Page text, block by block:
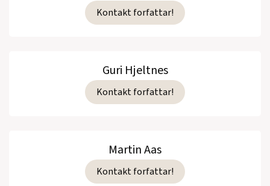
Kontakt forfattar!
Guri Hjeltnes
Kontakt forfattar!
Martin Aas
Kontakt forfattar!